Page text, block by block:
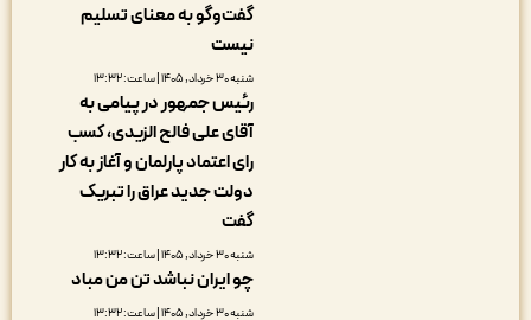
گفت‌وگو به معنای تسلیم
رئیس جمهور در پیامی به
آقای علی فالح الزیدی، کسب
رای اعتماد پارلمان و آغاز به کار
دولت جدید عراق را تبریک
چو ایران نباشد تن من مباد